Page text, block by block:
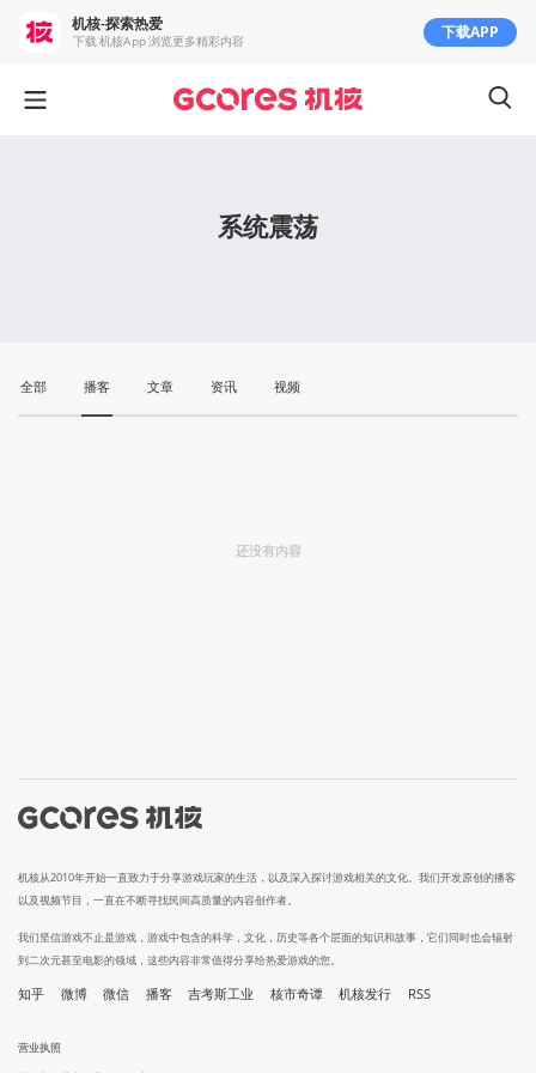
系统震荡
全部 播客 文章 资讯 视频
还没有内容
机核从2010年开始一直致力于分享游戏玩家的生活，以及深入探讨游戏相关的文化。我们开发原创的播客
以及视频节目，一直在不断寻找民间高质量的内容创作者。
我们坚信游戏不止是游戏，游戏中包含的科学，文化，历史等各个层面的知识和故事，它们同时也会辐射
到二次元甚至电影的领域，这些内容非常值得分享给热爱游戏的您。
知乎 微博 微信 播客 吉考斯工业 核市奇谭 机核发行 RSS
营业执照
机核-探索热爱
下载 机核App 浏览更多精彩内容 下载APP